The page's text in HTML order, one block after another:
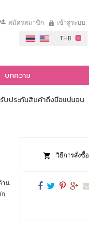
สมัครสมาชิก เข้าสู่ระบบ
บทความ
รับประกันสินค้าถึงมือแน่นอน
าน
วิธีการสั่งซื้อ